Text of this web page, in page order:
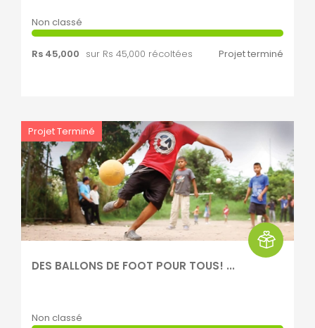
Non classé
Rs 45,000 sur Rs 45,000 récoltées Projet terminé
Projet Terminé
DES BALLONS DE FOOT POUR TOUS! ...
Non classé